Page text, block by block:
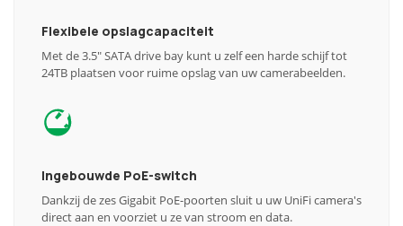
Flexibele opslagcapaciteit
Met de 3.5" SATA drive bay kunt u zelf een harde schijf tot
24TB plaatsen voor ruime opslag van uw camerabeelden.
Ingebouwde PoE-switch
Dankzij de zes Gigabit PoE-poorten sluit u uw UniFi camera's
direct aan en voorziet u ze van stroom en data.